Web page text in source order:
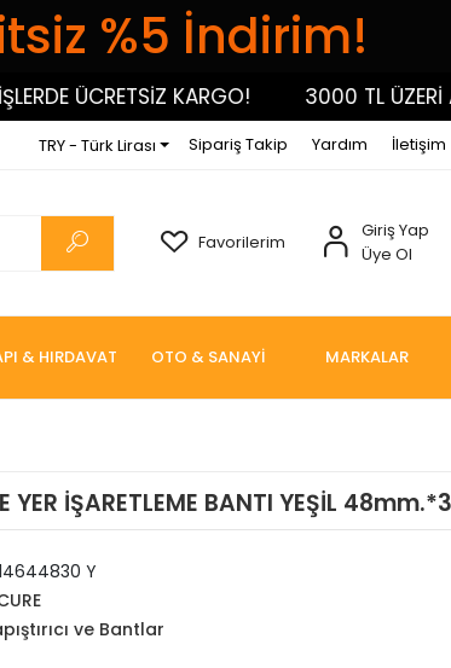
%5 İndirim!
ÜCRETSİZ KARGO! 3000 TL ÜZERİ
TRY - Türk Lirası Sipariş Takip Yardım İletişim
Favorilerim
Giriş Yap
Üye Ol
& HIRDAVAT OTO & SANAYİ MARKALAR
YER İŞARETLEME BANTI YEŞİL
Y
ve Bantlar